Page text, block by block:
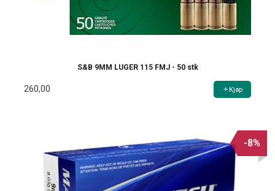
S&B 9MM LUGER 115 FMJ - 50 stk
260,00 Kjøp
-8%